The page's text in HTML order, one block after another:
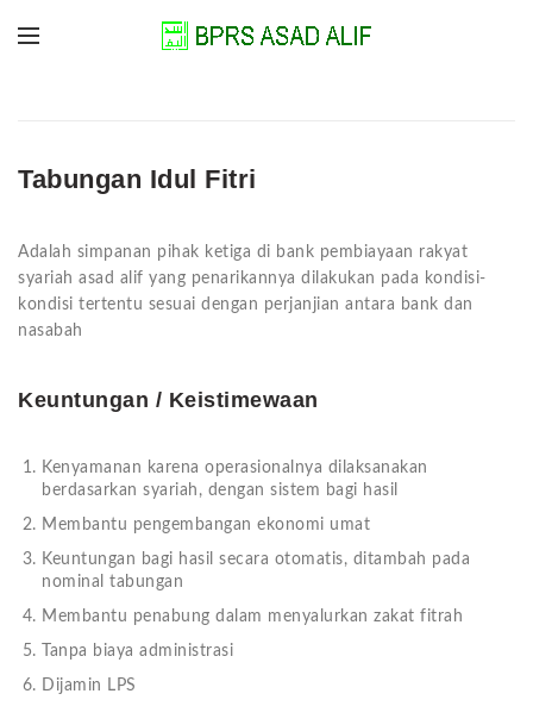
Tabungan Idul Fitri
Adalah simpanan pihak ketiga di bank pembiayaan rakyat
syariah asad alif yang penarikannya dilakukan pada kondisi-
kondisi tertentu sesuai dengan perjanjian antara bank dan
nasabah
Keuntungan / Keistimewaan
Kenyamanan karena operasionalnya dilaksanakan
berdasarkan syariah, dengan sistem bagi hasil
Membantu pengembangan ekonomi umat
Keuntungan bagi hasil secara otomatis, ditambah pada
nominal tabungan
Membantu penabung dalam menyalurkan zakat fitrah
Tanpa biaya administrasi
Dijamin LPS